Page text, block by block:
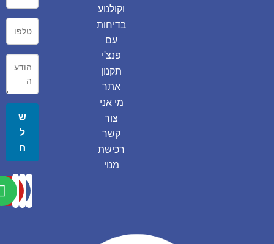
וקולנוע
בדיחות
עם
פנצ'י
תקנון
אתר
מי אני
צור
קשר
רכישת
מנוי
ש
ל
ח